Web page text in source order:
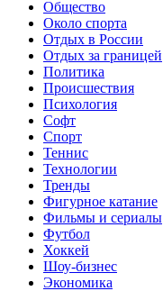
Общество
Около спорта
Отдых в России
Отдых за границей
Политика
Происшествия
Психология
Софт
Спорт
Теннис
Технологии
Тренды
Фигурное катание
Фильмы и сериалы
Футбол
Хоккей
Шоу-бизнес
Экономика